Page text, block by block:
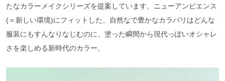
たなカラーメイクシリーズを提案しています。ニューアンビエンス
(＝新しい環境)にフィットした、自然なで豊かなカラバリはどんな
服装にもすんなりなじむのに、塗った瞬間から現代っぽいオシャレ
さを楽しめる新時代のカラー。